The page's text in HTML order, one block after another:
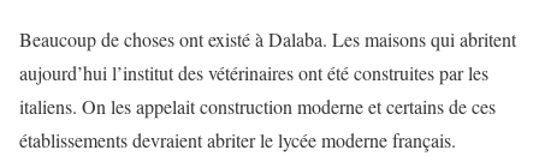
Beaucoup de choses ont existé à Dalaba. Les maisons qui abritent
aujourd’hui l’institut des vétérinaires ont été construites par les
italiens. On les appelait construction moderne et certains de ces
établissements devraient abriter le lycée moderne français.